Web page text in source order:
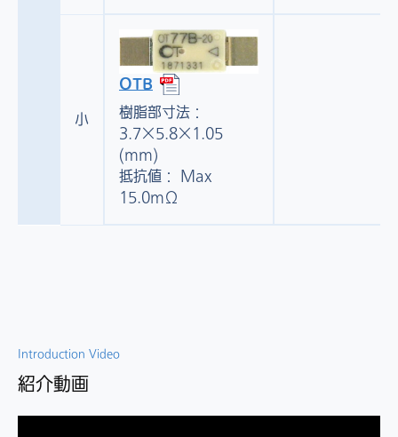
小
OTB
樹脂部寸法：
3.7×5.8×1.05
(mm)
抵抗値： Max
15.0mΩ
Introduction Video
紹介動画